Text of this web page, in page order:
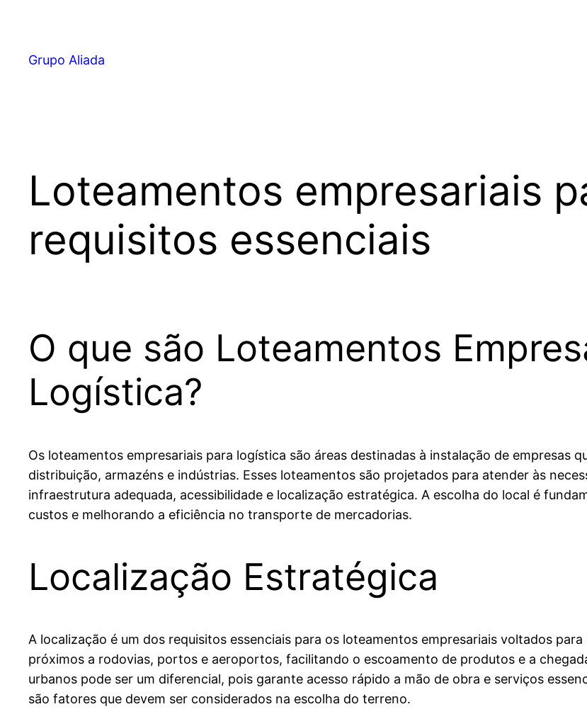
Grupo Aliada
Loteamentos empresariais
requisitos essenciais
O que são Loteamentos
Logística?
Os loteamentos empresariais para logística são áreas destinadas à instalação de empresas
distribuição, armazéns e indústrias. Esses loteamentos são projetados para atender às
infraestrutura adequada, acessibilidade e localização estratégica. A escolha do local é
custos e melhorando a eficiência no transporte de mercadorias.
Localização Estratégica
A localização é um dos requisitos essenciais para os loteamentos empresariais voltados
próximos a rodovias, portos e aeroportos, facilitando o escoamento de produtos e a
urbanos pode ser um diferencial, pois garante acesso rápido a mão de obra e serviços
são fatores que devem ser considerados na escolha do terreno.